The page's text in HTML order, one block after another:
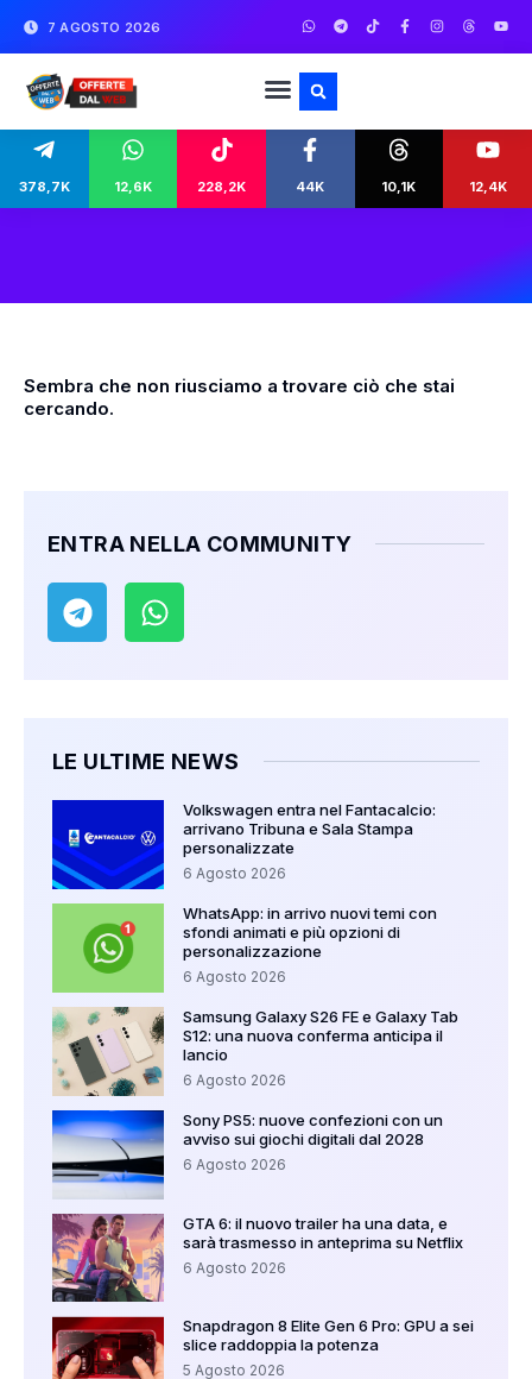
7 AGOSTO 2026
378,7K 12,6K 228,2K 44K 10,1K 12,4K
Sembra che non riusciamo a trovare ciò che stai
cercando.
ENTRA NELLA COMMUNITY
LE ULTIME NEWS
Volkswagen entra nel Fantacalcio:
arrivano Tribuna e Sala Stampa
personalizzate
6 Agosto 2026
WhatsApp: in arrivo nuovi temi con
sfondi animati e più opzioni di
personalizzazione
6 Agosto 2026
Samsung Galaxy S26 FE e Galaxy Tab
S12: una nuova conferma anticipa il
lancio
6 Agosto 2026
Sony PS5: nuove confezioni con un
avviso sui giochi digitali dal 2028
6 Agosto 2026
GTA 6: il nuovo trailer ha una data, e
sarà trasmesso in anteprima su Netflix
6 Agosto 2026
Snapdragon 8 Elite Gen 6 Pro: GPU a sei
slice raddoppia la potenza
5 Agosto 2026